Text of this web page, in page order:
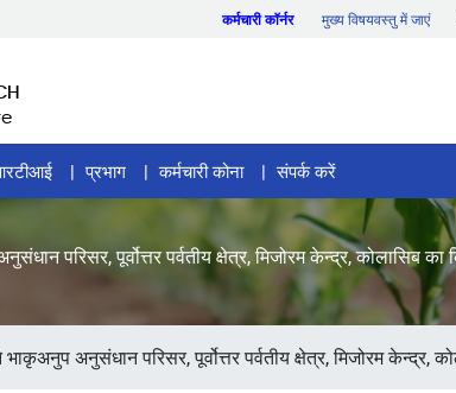
कर्मचारी कॉर्नर मुख्य विषयवस्तु में जाएं
प्रभाग कर्मचारी कोना संपर्क करें
परिसर, पूर्वोत्तर पर्वतीय क्षेत्र, मिजोरम केन्द्र, कोलासिब का
अनुसंधान परिसर, पूर्वोत्तर पर्वतीय क्षेत्र, मिजोरम केन्द्र,